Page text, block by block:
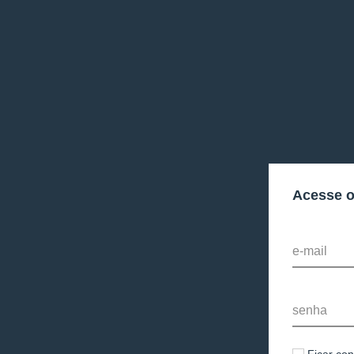
Acesse
e-mail
senha